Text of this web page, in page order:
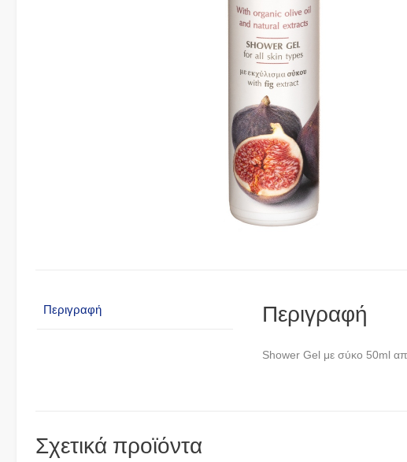
Περιγραφή Περιγραφή
Shower Gel με σύκο 50ml
Σχετικά προϊόντα